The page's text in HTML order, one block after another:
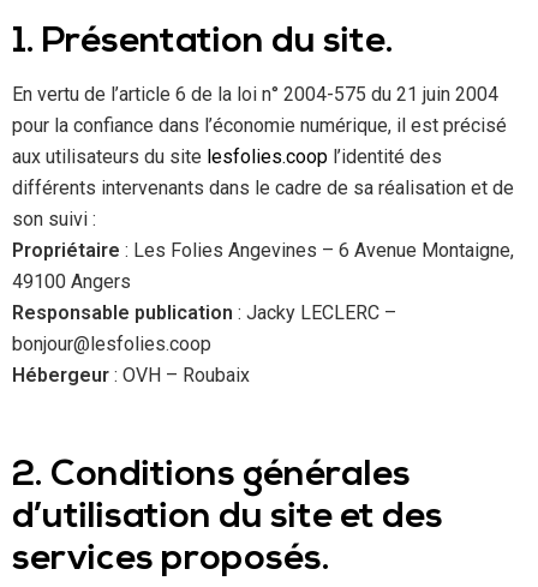
1. Présentation du site.
En vertu de l’article 6 de la loi n° 2004-575 du 21 juin 2004
pour la confiance dans l’économie numérique, il est précisé
aux utilisateurs du site lesfolies.coop l’identité des
différents intervenants dans le cadre de sa réalisation et de
son suivi :
Propriétaire : Les Folies Angevines – 6 Avenue Montaigne,
49100 Angers
Responsable publication : Jacky LECLERC –
bonjour@lesfolies.coop
Hébergeur : OVH – Roubaix
2. Conditions générales
d’utilisation du site et des
services proposés.